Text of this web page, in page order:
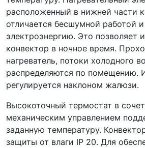
расположенный в нижней части
отличается бесшумной работой
электроэнергию. Это позволяет
конвектор в ночное время.
нагреватель, потоки холодного
распределяются по помещению.
регулируется наклоном жалюзи.
Высокоточный термостат в
механическим управлением
заданную температуру.
защиты от влаги IP 20. Для